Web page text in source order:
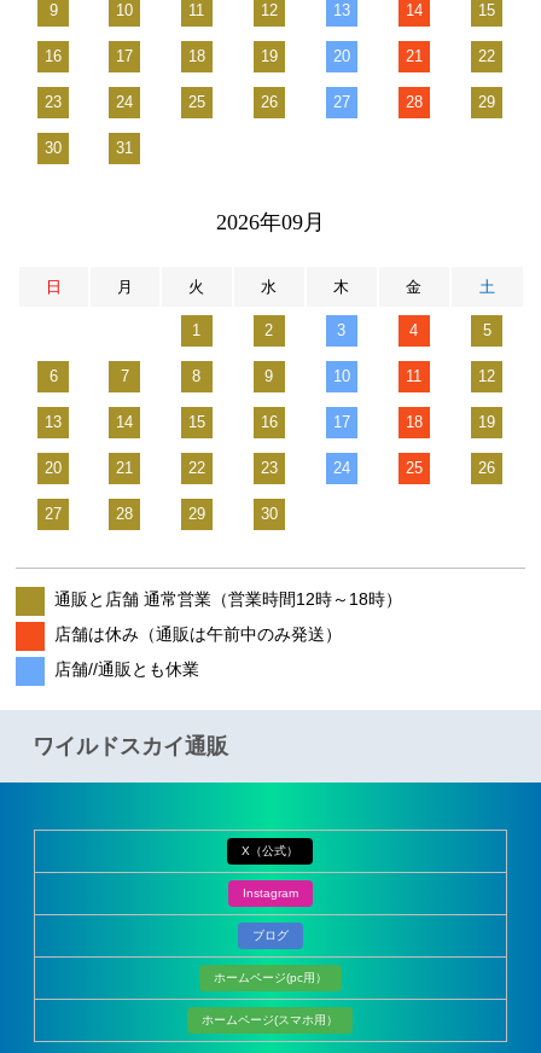
9 10 11 12 13 14 15
16 17 18 19 20 21 22
23 24 25 26 27 28 29
30 31
2026年09月
日 月 火 水 木 金 土
1 2 3 4 5
6 7 8 9 10 11 12
13 14 15 16 17 18 19
20 21 22 23 24 25 26
27 28 29 30
通販と店舗 通常営業（営業時間12時～18時）
店舗は休み（通販は午前中のみ発送）
店舗//通販とも休業
ワイルドスカイ通販
X（公式）
Instagram
ブログ
ホームページ(pc用）
ホームページ(スマホ用）